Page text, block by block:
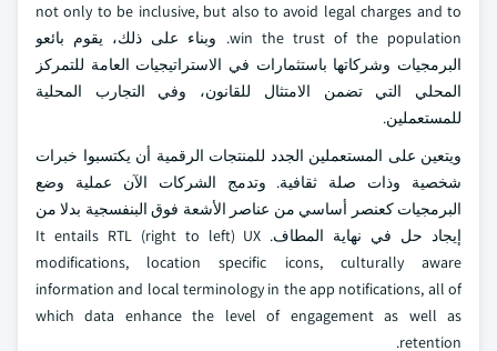
not only to be inclusive, but also to avoid legal charges and to
win the trust of the population. وبناء على ذلك، يقوم بائعو
البرمجيات وشركاتها باستثمارات في الاستراتيجيات العامة للتمركز
المحلي التي تضمن الامتثال للقانون، وفي التجارب المحلية
للمستعملين.
ويتعين على المستعملين الجدد للمنتجات الرقمية أن يكتسبوا خبرات
شخصية وذات صلة ثقافية. وتدمج الشركات الآن عملية وضع
البرمجيات كعنصر أساسي من عناصر الأشعة فوق البنفسجية بدلا من
إيجاد حل في نهاية المطاف. It entails RTL (right to left) UX
modifications, location specific icons, culturally aware
information and local terminology in the app notifications, all of
which data enhance the level of engagement as well as
retention.